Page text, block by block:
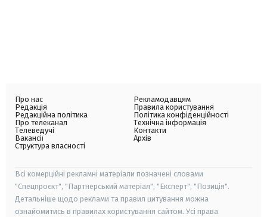
Про нас
Редакція
Редакційна політика
Про телеканал
Телеведучі
Вакансії
Структура власності
Рекламодавцям
Правила користування
Політика конфіденційності
Технічна інформація
Контакти
Архів
Всі комерційні рекламні матеріали позначені словами
"Спецпроєкт", "Партнерський матеріал", "Експерт", "Позиція".
Детальніше щодо реклами та правил цитування можна
ознайомитись в правилах користування сайтом. Усі права